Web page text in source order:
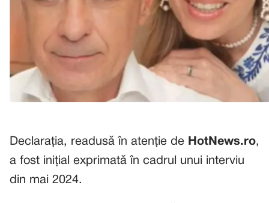
Declarația, readusă în atenție de HotNews.ro,
a fost inițial exprimată în cadrul unui interviu
din mai 2024.